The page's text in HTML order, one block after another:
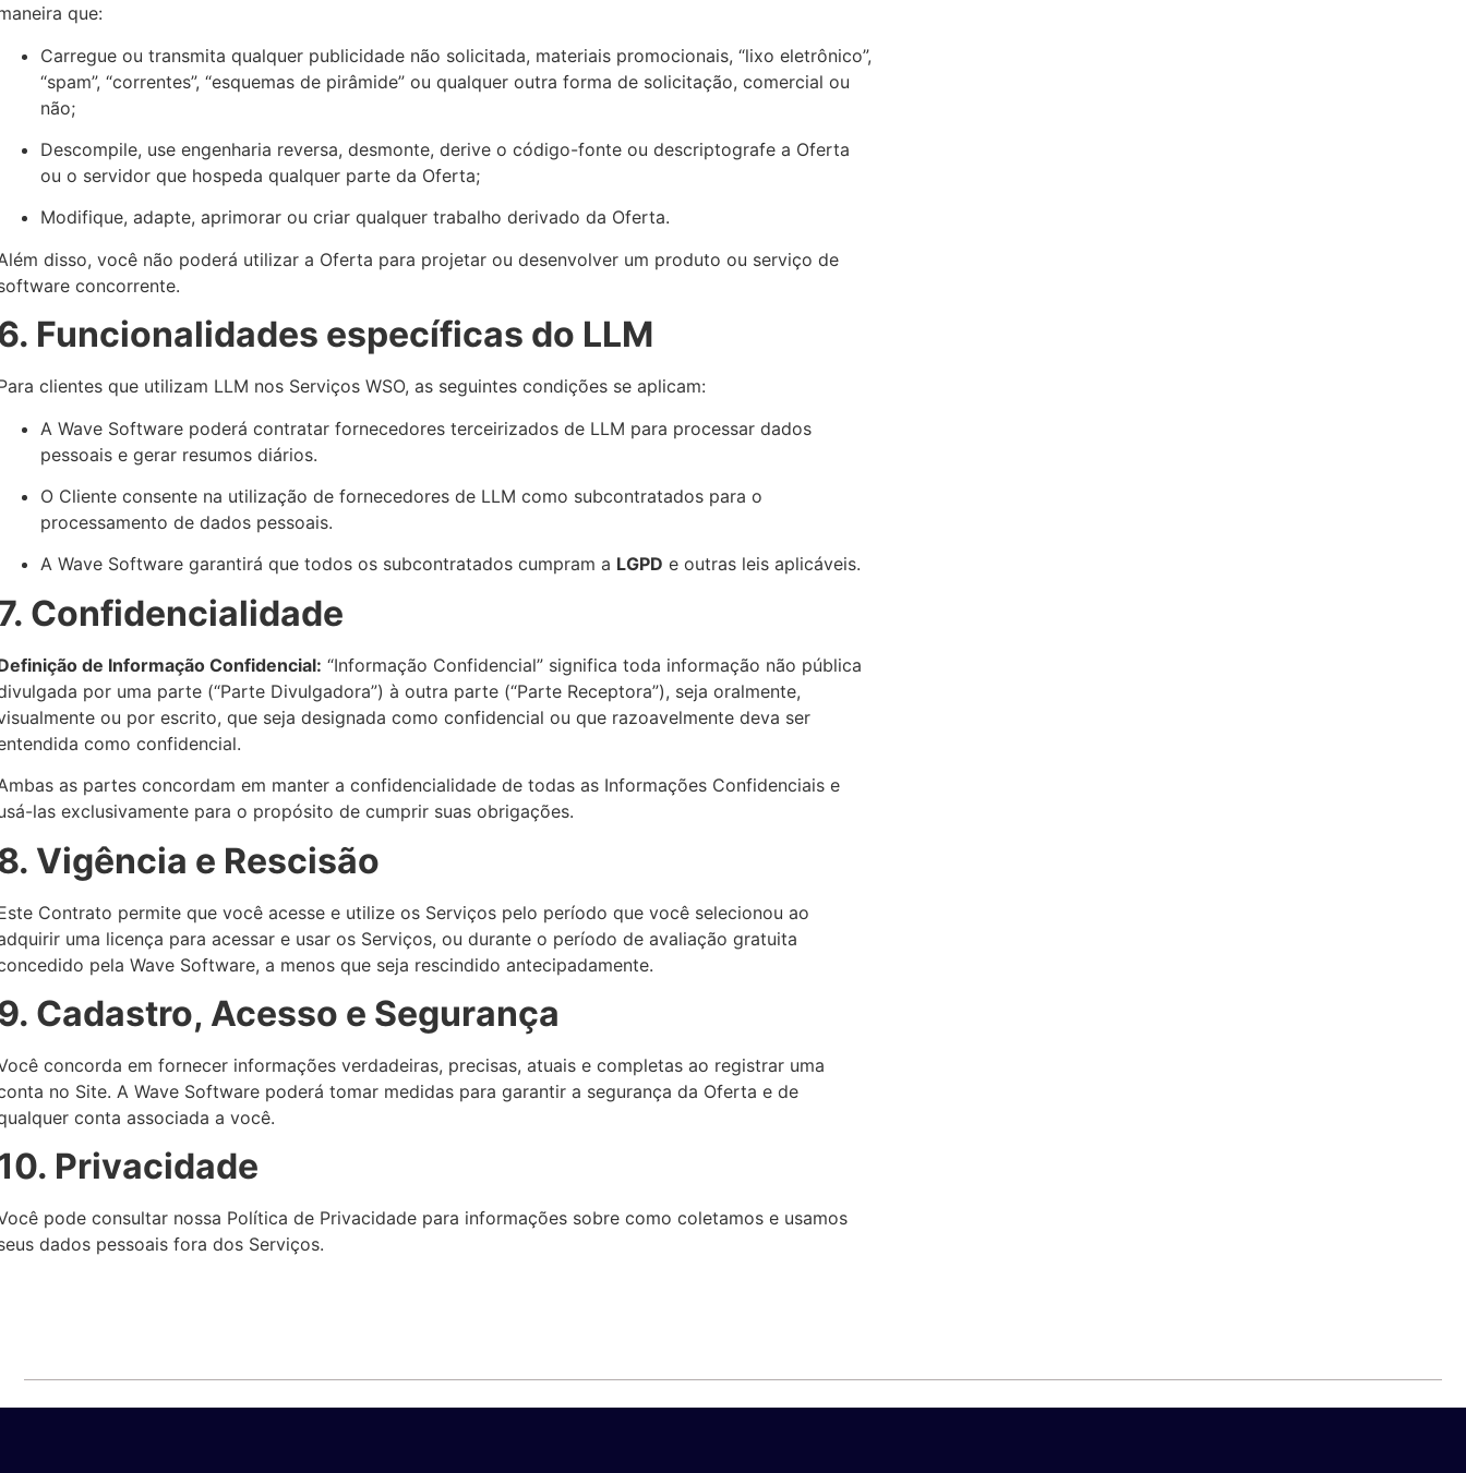
que:
Carregue ou transmita qualquer publicidade não solicitada, materiais promocionais, “lixo eletrônico”,
“spam”, “correntes”, “esquemas de pirâmide” ou qualquer outra forma de solicitação, comercial ou
não;
Descompile, use engenharia reversa, desmonte, derive o código-fonte ou descriptografe a Oferta
ou o servidor que hospeda qualquer parte da Oferta;
Modifique, adapte, aprimorar ou criar qualquer trabalho derivado da Oferta.
disso, você não poderá utilizar a Oferta para projetar ou desenvolver um produto ou serviço de
concorrente.
Funcionalidades específicas do LLM
clientes que utilizam LLM nos Serviços WSO, as seguintes condições se aplicam:
A Wave Software poderá contratar fornecedores terceirizados de LLM para processar dados
pessoais e gerar resumos diários.
O Cliente consente na utilização de fornecedores de LLM como subcontratados para o
processamento de dados pessoais.
A Wave Software garantirá que todos os subcontratados cumpram a LGPD e outras leis aplicáveis.
Confidencialidade
de Informação Confidencial: “Informação Confidencial” significa toda informação não pública
por uma parte (“Parte Divulgadora”) à outra parte (“Parte Receptora”), seja oralmente,
ou por escrito, que seja designada como confidencial ou que razoavelmente deva ser
como confidencial.
as partes concordam em manter a confidencialidade de todas as Informações Confidenciais e
las exclusivamente para o propósito de cumprir suas obrigações.
Vigência e Rescisão
Contrato permite que você acesse e utilize os Serviços pelo período que você selecionou ao
uma licença para acessar e usar os Serviços, ou durante o período de avaliação gratuita
pela Wave Software, a menos que seja rescindido antecipadamente.
Cadastro, Acesso e Segurança
concorda em fornecer informações verdadeiras, precisas, atuais e completas ao registrar uma
no Site. A Wave Software poderá tomar medidas para garantir a segurança da Oferta e de
conta associada a você.
Privacidade
pode consultar nossa Política de Privacidade para informações sobre como coletamos e usamos
dados pessoais fora dos Serviços.